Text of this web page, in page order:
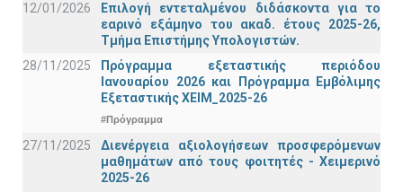
12/01/2026
Επιλογή εντεταλμένου διδάσκοντα για το
εαρινό εξάμηνο του ακαδ. έτους 2025-26,
Τμήμα Επιστήμης Υπολογιστών.
28/11/2025
Πρόγραμμα εξεταστικής περιόδου
Ιανουαρίου 2026 και Πρόγραμμα Εμβόλιμης
Εξεταστικής ΧΕΙΜ_2025-26
#Πρόγραμμα
27/11/2025
Διενέργεια αξιολογήσεων προσφερόμενων
μαθημάτων από τους φοιτητές - Χειμερινό
2025-26